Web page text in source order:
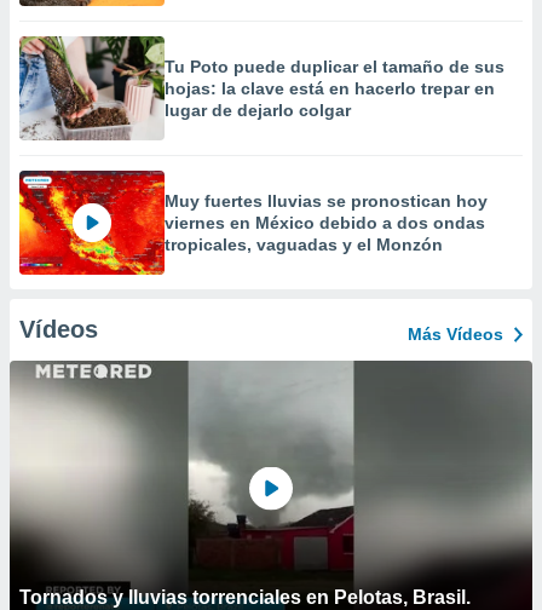
Tu Poto puede duplicar el tamaño de sus
hojas: la clave está en hacerlo trepar en
lugar de dejarlo colgar
Muy fuertes lluvias se pronostican hoy
viernes en México debido a dos ondas
tropicales, vaguadas y el Monzón
Vídeos Más Vídeos
Tornados y lluvias torrenciales en Pelotas, Brasil.